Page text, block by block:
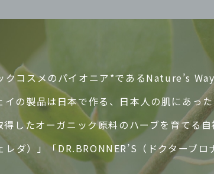
クコスメのパイオニア*であるNature’s
イの製品は日本で作る、日本人の肌にあっ
したオーガニック原料のハーブを育てる
レダ）」「DR.BRONNER’S（ドクター